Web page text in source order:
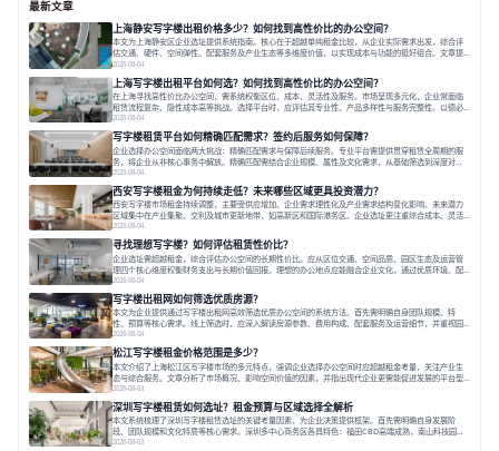
最新文章
上海静安写字楼出租价格多少？如何找到高性价比的办公空间？
本文为上海静安区企业选址提供系统指南。核心在于超越单纯租金比较，从企业实际需求出发，综合评
估交通、硬件、空间弹性、配套服务及产业生态等多维度价值，以实现成本与功能的挺好组合。文章提
出打破固定工位思维，采用精装灵活空间与共享配套以提升性价比，并通过不同规模企业的实际案例加
以说明。之后指出，专业运营服务商提供的稳定环境、社群活动与产业集聚等增值服务，是很大化空间
价值、助力企业成长的关键。对于许多在
2026-08-04
上海写字楼出租平台如何选？如何找到高性价比的办公空间？
在上海寻找高性价比办公空间，需系统权衡区位、成本、灵活性及服务。市场呈现多元化，企业常面临
租赁流程复杂、隐性成本高等挑战。选择平台时，应评估其专业性、产品多样性与服务完整性。以德必
为例，其提供从空间到生态的解决方案，通过特色园区、灵活产品和丰富配套，满足不同企业需求。企
业应明确自身需求，实地考察，选择能支持长期发展、提升竞争力的办公空间。在上海寻找合适的办公
空间，对于企业行政负责人、中小企业主
2026-08-04
写字楼租赁平台如何精确匹配需求？签约后服务如何保障？
企业选择办公空间面临两大挑战：精确匹配需求与保障后续服务。专业平台需提供贯穿租赁全周期的服
务，将企业从非核心事务中解放。精确匹配需结合企业规模、属性及文化需求，从基础筛选到深度对
接；签约后则需构建覆盖硬件运维、共享配套及专业物业的全周期保障体系。德必集团通过标准化服务
与个性化运营结合，以全国布局和产业生态圈为企业提供稳定支持，体现了从信息撮合到深度服务的能
力转变。在为企业寻找办公空间的过程中，
2026-08-04
西安写字楼租金为何持续走低？未来哪些区域更具投资潜力？
西安写字楼市场租金持续调整，主要受供应增加、企业需求理性化及产业需求结构变化影响。未来潜力
区域集中在产业集聚、交利及城市更新地带，如高新区和国际港务区。企业选址更注重综合成本、灵活
性与员工体验，倾向于提供全包式服务的办公空间。专业运营方通过空间优化与社群服务，助力企业成
长，推动市场向多元化、高性价比方向发展。近年来，西安写字楼市场呈现出租金持续调整的态势，这
一现象引发了的广泛关注。作为西部重要
2026-08-04
寻找理想写字楼？如何评估租赁性价比？
企业选址需超越租金，综合评估办公空间的长期性价比。应从区位交通、空间品质、园区生态及运营管
理四个核心维度权衡财务支出与长期价值回报。理想的办公地点应能融合企业文化，通过优质环境、配
套服务及社群资源赋能业务增长，实现成本与价值的平衡。对于许多正在成长或寻求稳定发展的企业而
言，寻找一处合适的办公空间是一项至关重要的决策。这不仅关系到团队的日常工作效率与协作氛围，
更直接影响着企业的品牌形象、运营成本
2026-08-04
写字楼出租网如何筛选优质房源？
本文为企业提供通过写字楼出租网高效筛选优质办公空间的系统方法。首先需明确自身团队规模、特
性、预算等核心需求。线上筛选时，应深入解读房源参数、费用构成、配套服务及运营细节，并重视园
区产业生态与交通区位价值。同时，需考察运营方的品牌背景与持续服务能力。完成线上初选后，必须
进行线下实地验证，核对空间实景、测试设施、感受园区氛围并确认合同条款，从而做出精确决策。在
数字化时代，写字楼出租网已成为企业寻找
2026-08-04
松江写字楼租金价格范围是多少？
本文介绍了上海松江区写字楼市场的多元特点，强调企业选择办公空间时应超越租金考量，关注产业生
态与综合服务。文章分析了市场概况、影响空间价值的因素，并指出现代企业更需能促进发展的平台型
空间。之后，以德必集团为例，说明运营方如何通过构建服务生态助力企业成长，建议企业系统评估需
求与长期价值，选择匹配的发展载体。对于许多寻求在上海松江区设立或扩展办公空间的企业而言，了
解该区域的写字楼市场概况是决策的首先
2026-08-03
深圳写字楼租赁如何选址？租金预算与区域选择全解析
本文系统梳理了深圳写字楼租赁选址的关键考量因素，为企业决策提供框架。首先需明确自身发展阶
段、团队规模和文化特质等核心需求。深圳多中心商务区各具特色：福田CBD高端成熟，南山科技园创
新活力强，前海具政策优势。除传统写字楼外，创意产业园注重生态与社群，适合文创、科技类企业。
2026-08-03